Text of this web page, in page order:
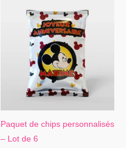
Paquet de chips personnalisés
– Lot de 6